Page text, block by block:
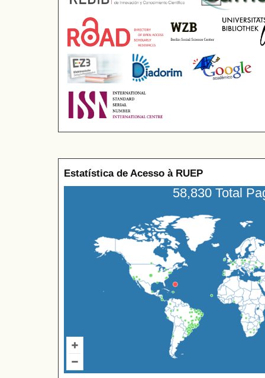
Estatística de Acesso à RUEP
58,830 Total